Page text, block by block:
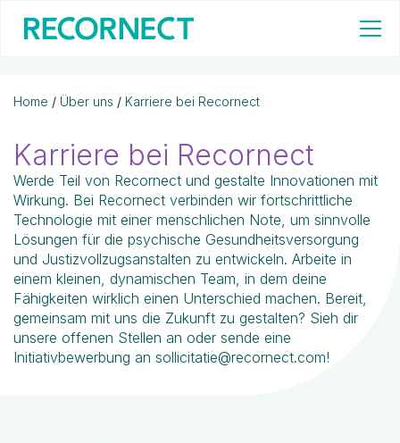
Home / Über uns / Karriere bei Recornect
Karriere bei Recornect
Werde Teil von Recornect und gestalte Innovationen mit
Wirkung. Bei Recornect verbinden wir fortschrittliche
Technologie mit einer menschlichen Note, um sinnvolle
Lösungen für die psychische Gesundheitsversorgung
und Justizvollzugsanstalten zu entwickeln. Arbeite in
einem kleinen, dynamischen Team, in dem deine
Fähigkeiten wirklich einen Unterschied machen. Bereit,
gemeinsam mit uns die Zukunft zu gestalten? Sieh dir
unsere offenen Stellen an oder sende eine
Initiativbewerbung an sollicitatie@recornect.com!